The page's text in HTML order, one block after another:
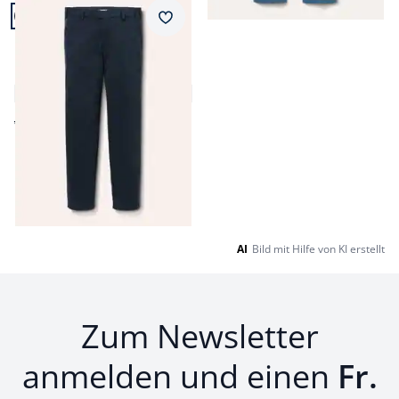
Passform Regular Fit.
Regular Fit
Extraglatt Dehnbund-
4,8 (17)
ab Fr. 139,00
Fr. 64,99 (-53%)
Merkzettel
Seite 1 geladen. Zeige Produkte 1 bis 17 von 17.
AI Bild mit Hilfe von KI erstellt
Zum Newsletter
anmelden und einen Fr.